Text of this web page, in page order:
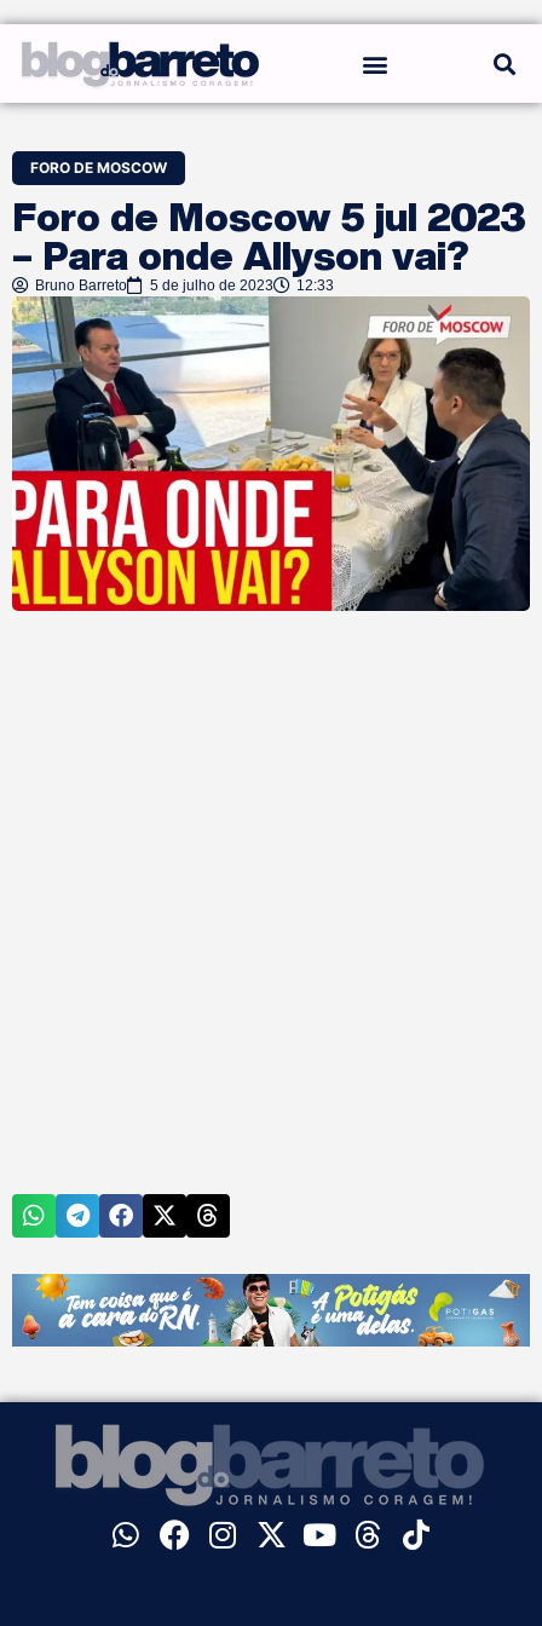
FORO DE MOSCOW
Foro de Moscow 5 jul 2023
– Para onde Allyson vai?
Bruno Barreto 5 de julho de 2023 12:33